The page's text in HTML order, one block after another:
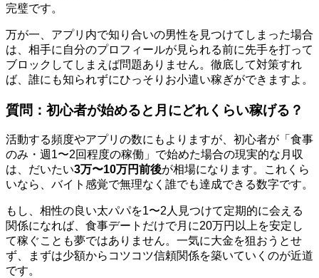
完璧です。
万が一、アプリ内で知り合いの男性を見つけてしまった場合
は、相手に自分のプロフィールが見られる前に先手を打って
ブロックしてしまえば問題ありません。徹底して対策すれ
ば、誰にも知られずにひっそりお小遣い稼ぎができますよ。
質問：初心者が始めると月にどれくらい稼げる？
活動する頻度やアプリの数にもよりますが、初心者が「食事
のみ・週1〜2回程度の稼働」で始めた場合の現実的な月収
は、だいたい3万〜10万円前後が相場になります。これくら
いなら、バイト感覚で無理なく誰でも達成できる数字です。
もし、相性の良い太パパを1〜2人見つけて定期的に会える
関係になれば、食事デートだけで月に20万円以上を安定し
て稼ぐことも夢ではありません。一気に大金を狙おうとせ
ず、まずは少額からコツコツ信頼関係を築いていくのが近道
です。